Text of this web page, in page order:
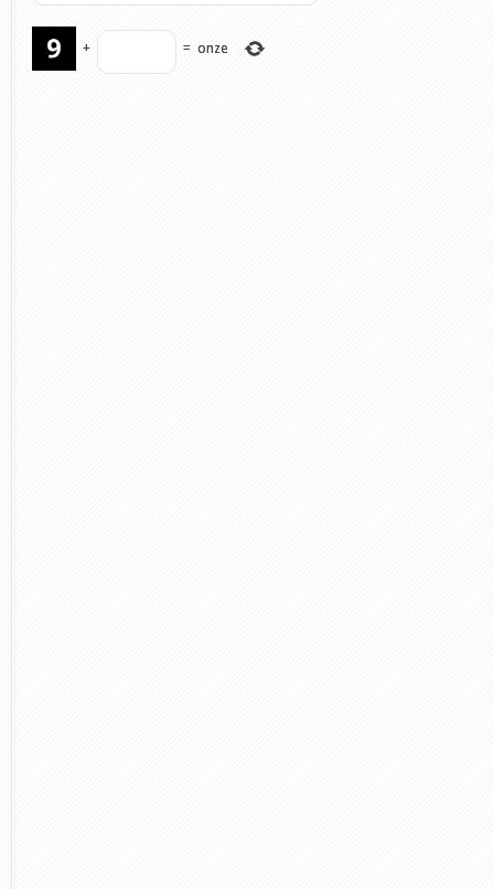
+ = onze